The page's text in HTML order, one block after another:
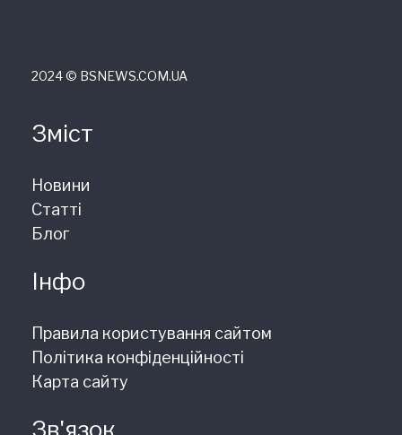
2024 © ВSNEWS.COM.UA
Зміст
Новини
Статті
Блог
Інфо
Правила користування сайтом
Політика конфіденційності
Карта сайту
Зв'язок